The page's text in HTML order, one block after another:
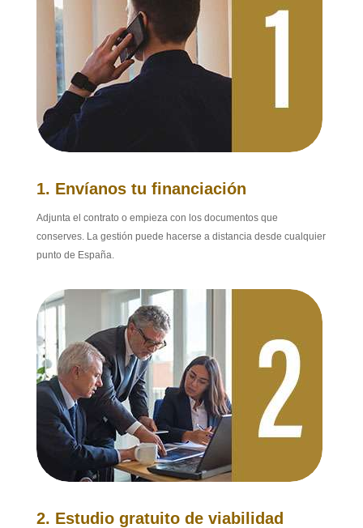
1. Envíanos tu financiación
Adjunta el contrato o empieza con los documentos que
conserves. La gestión puede hacerse a distancia desde cualquier
punto de España.
2. Estudio gratuito de viabilidad